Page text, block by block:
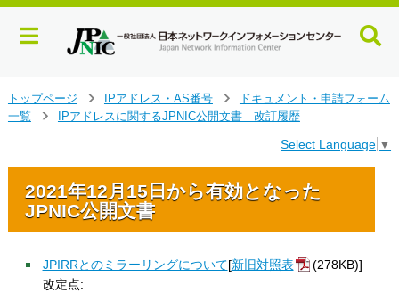
イ
ン
トップページ
>
IPアドレス・AS番号
>
ドキュメント・申請フォーム
一覧
IPアドレスに関するJPNIC公開文書 改訂履歴
Select Language ▼
2021年12月15日から有効となった
JPNIC公開文書
JPIRRとのミラーリングについて[新旧対照表
(278KB)]
改定点: